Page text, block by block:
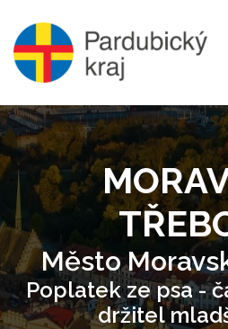
Město
Poplatek ze psa -
držitel